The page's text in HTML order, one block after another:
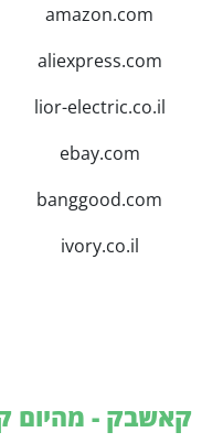
amazon.com
aliexpress.com
lior-electric.co.il
ebay.com
banggood.com
ivory.co.il
קאשבק - מהיום